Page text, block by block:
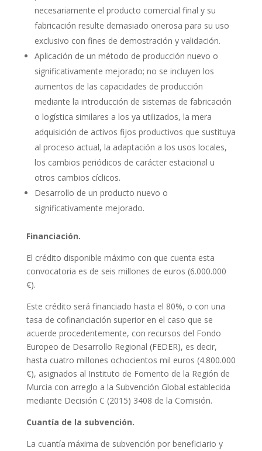
necesariamente el producto comercial final y su
fabricación resulte demasiado onerosa para su uso
exclusivo con fines de demostración y validación.
Aplicación de un método de producción nuevo o
significativamente mejorado; no se incluyen los
aumentos de las capacidades de producción
mediante la introducción de sistemas de fabricación
o logística similares a los ya utilizados, la mera
adquisición de activos fijos productivos que sustituya
al proceso actual, la adaptación a los usos locales,
los cambios periódicos de carácter estacional u
otros cambios cíclicos.
Desarrollo de un producto nuevo o
significativamente mejorado.
Financiación.
El crédito disponible máximo con que cuenta esta
convocatoria es de seis millones de euros (6.000.000
€).
Este crédito será financiado hasta el 80%, o con una
tasa de cofinanciación superior en el caso que se
acuerde procedentemente, con recursos del Fondo
Europeo de Desarrollo Regional (FEDER), es decir,
hasta cuatro millones ochocientos mil euros (4.800.000
€), asignados al Instituto de Fomento de la Región de
Murcia con arreglo a la Subvención Global establecida
mediante Decisión C (2015) 3408 de la Comisión.
Cuantía de la subvención.
La cuantía máxima de subvención por beneficiario y